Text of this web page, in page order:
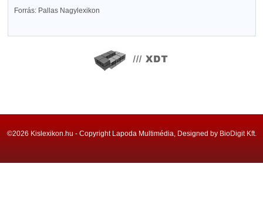
Forrás: Pallas Nagylexikon
©2026 Kislexikon.hu - Copyright Lapoda Multimédia, Designed by BioDigit Kft.